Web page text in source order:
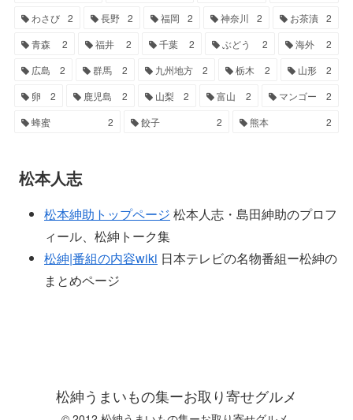
わさび 2 長野 2 福岡 2 神奈川 2 お茶漬 2
青森
2 福井 2 千葉 2 ぶどう 2 海外
2
広島
2 群馬 2 九州地方 2 栃木 2 山形
2
卵
2 鹿児島 2 山梨 2 富山 2 マンゴー
2
蜂蜜
2 餃子 2 熊本 2
松本人志
松本紳助トップページ 松本人志・島田紳助のプロフ
ィール、松紳トーク集
松紳|番組の内容wiki 日本テレビの名物番組ー松紳の
まとめページ
松紳うまいもの集ーお取り寄せグルメ